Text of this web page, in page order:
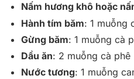
Nấm hương khô hoặc
Hành tím băm: 1 muỗng
Gừng băm: 1 muỗng cà
Dầu ăn: 2 muỗng cà phê
Nước tương: 1 muỗng